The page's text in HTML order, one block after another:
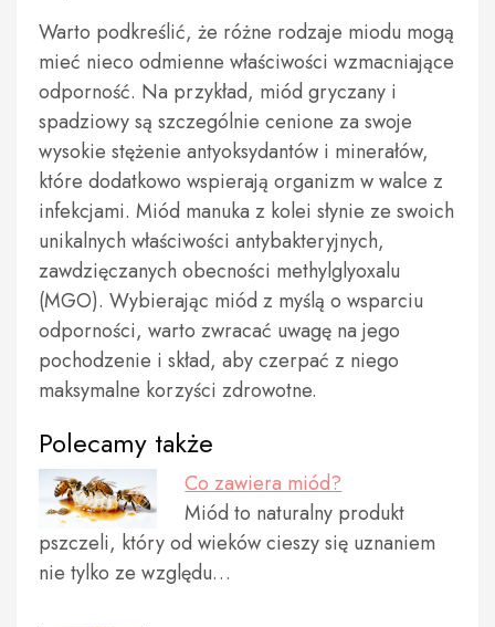
Warto podkreślić, że różne rodzaje miodu mogą
mieć nieco odmienne właściwości wzmacniające
odporność. Na przykład, miód gryczany i
spadziowy są szczególnie cenione za swoje
wysokie stężenie antyoksydantów i minerałów,
które dodatkowo wspierają organizm w walce z
infekcjami. Miód manuka z kolei słynie ze swoich
unikalnych właściwości antybakteryjnych,
zawdzięczanych obecności methylglyoxalu
(MGO). Wybierając miód z myślą o wsparciu
odporności, warto zwracać uwagę na jego
pochodzenie i skład, aby czerpać z niego
maksymalne korzyści zdrowotne.
Polecamy także
Co zawiera miód?
Miód to naturalny produkt
pszczeli, który od wieków cieszy się uznaniem
nie tylko ze względu…